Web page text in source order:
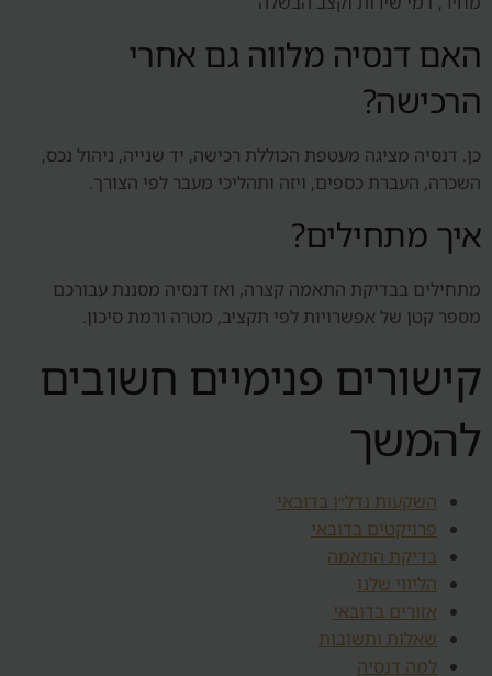
האם דנסיה מלווה גם אחרי
הרכישה?
כן. דנסיה מציגה מעטפת הכוללת רכישה, יד שנייה, ניהול נכס,
השכרה, העברת כספים, ויזה ותהליכי מעבר לפי הצורך.
איך מתחילים?
מתחילים בבדיקת התאמה קצרה, ואז דנסיה מסננת עבורכם
מספר קטן של אפשרויות לפי תקציב, מטרה ורמת סיכון.
קישורים פנימיים חשובים
להמשך
השקעות נדל״ן בדובאי
פרויקטים בדובאי
בדיקת התאמה
הליווי שלנו
אזורים בדובאי
שאלות ותשובות
למה דנסיה